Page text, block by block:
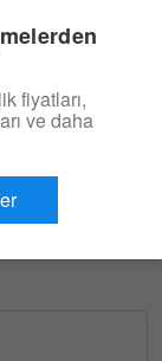
fiyatları,
ve daha